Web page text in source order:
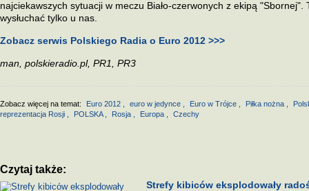
najciekawszych sytuacji w meczu Biało-czerwonych z ekipą "Sbornej".
wysłuchać tylko u nas.
Zobacz serwis Polskiego Radia o Euro 2012 >>>
man, polskieradio.pl, PR1, PR3
Zobacz więcej na temat: Euro 2012 euro w jedynce Euro w Trójce Piłka nożna
reprezentacja Rosji
POLSKA Rosja Europa Czechy
Czytaj także:
Strefy kibiców eksplodowały